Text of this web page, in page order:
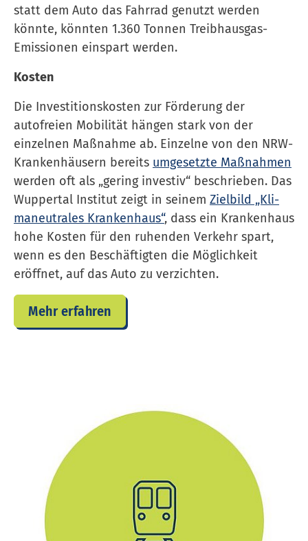
statt dem Auto das Fahrrad genutzt werden
könnte, könnten 1.360 Tonnen Treibhausgas-
Emissionen einspart werden.
Kosten
Die Investitionskosten zur Förderung der
autofreien Mobilität hängen stark von der
einzelnen Maßnahme ab. Einzelne von den NRW-
Krankenhäusern bereits umgesetzte Maßnahmen
werden oft als „gering investiv“ beschrieben. Das
Wuppertal Institut zeigt in seinem Zielbild „Kli­
ma­neu­tra­les Krank­en­haus“, dass ein Krank­en­haus
hohe Kosten für den ruhenden Verkehr spart,
wenn es den Beschäftigten die Möglichkeit
eröffnet, auf das Auto zu verzichten.
Mehr erfahren